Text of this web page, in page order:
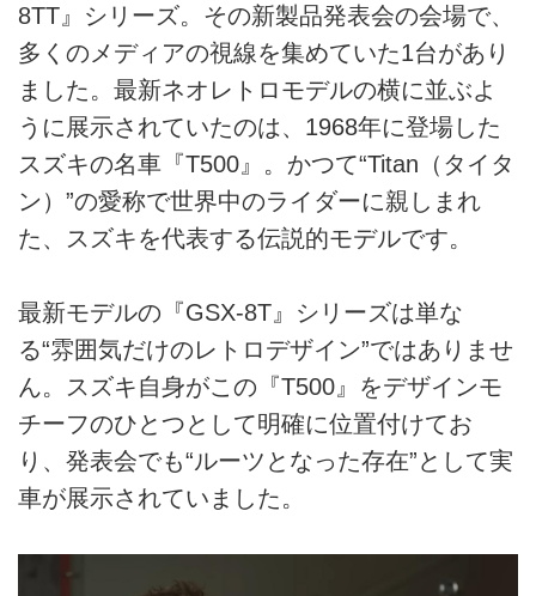
8TT』シリーズ。その新製品発表会の会場で、
多くのメディアの視線を集めていた1台があり
ました。最新ネオレトロモデルの横に並ぶよ
うに展示されていたのは、1968年に登場した
スズキの名車『T500』。かつて“Titan（タイタ
ン）”の愛称で世界中のライダーに親しまれ
た、スズキを代表する伝説的モデルです。
最新モデルの『GSX-8T』シリーズは単な
る“雰囲気だけのレトロデザイン”ではありませ
ん。スズキ自身がこの『T500』をデザインモ
チーフのひとつとして明確に位置付けてお
り、発表会でも“ルーツとなった存在”として実
車が展示されていました。